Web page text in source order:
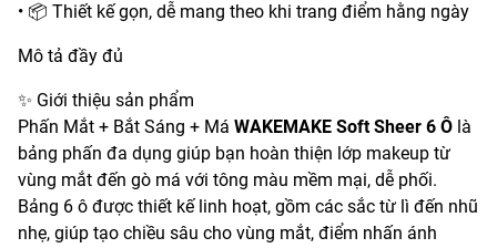
• 📦 Thiết kế gọn, dễ mang theo khi trang điểm hằng ngày
Mô tả đầy đủ
✨ Giới thiệu sản phẩm
Phấn Mắt + Bắt Sáng + Má WAKEMAKE Soft Sheer 6 Ô là
bảng phấn đa dụng giúp bạn hoàn thiện lớp makeup từ
vùng mắt đến gò má với tông màu mềm mại, dễ phối.
Bảng 6 ô được thiết kế linh hoạt, gồm các sắc từ lì đến nhũ
nhẹ, giúp tạo chiều sâu cho vùng mắt, điểm nhấn ánh